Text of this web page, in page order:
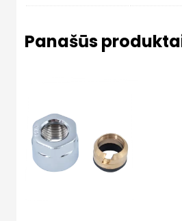
Panašūs